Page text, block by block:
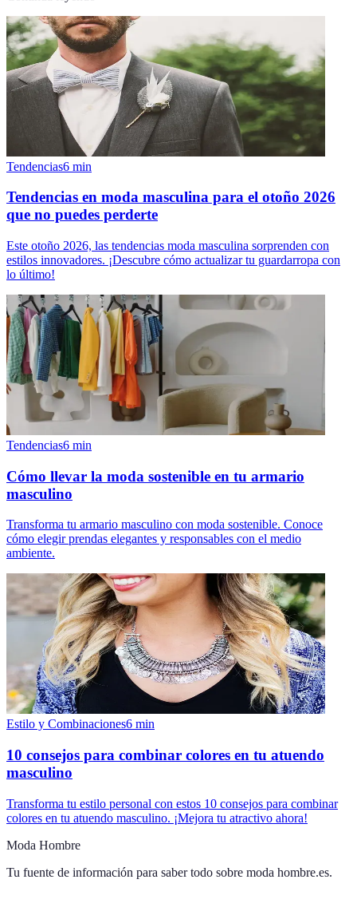
Tendencias6 min
Tendencias en moda masculina para el otoño 2026
que no puedes perderte
Este otoño 2026, las tendencias moda masculina sorprenden con
estilos innovadores. ¡Descubre cómo actualizar tu guardarropa con
lo último!
Tendencias6 min
Cómo llevar la moda sostenible en tu armario
masculino
Transforma tu armario masculino con moda sostenible. Conoce
cómo elegir prendas elegantes y responsables con el medio
ambiente.
Estilo y Combinaciones6 min
10 consejos para combinar colores en tu atuendo
masculino
Transforma tu estilo personal con estos 10 consejos para combinar
colores en tu atuendo masculino. ¡Mejora tu atractivo ahora!
Moda Hombre
Tu fuente de información para saber todo sobre moda hombre.es.